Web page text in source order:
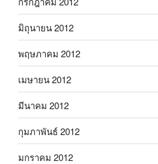
มิถุนายน 2012
พฤษภาคม 2012
เมษายน 2012
มีนาคม 2012
กุมภาพันธ์ 2012
มกราคม 2012